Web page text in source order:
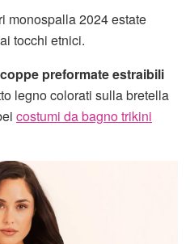
monospalla 2024 estate
tocchi etnici.
coppe preformate estraibili
legno colorati sulla bretella
costumi da bagno trikini